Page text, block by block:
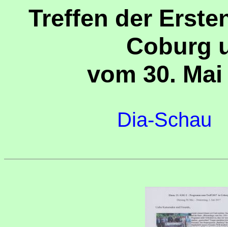
Treffen der
Coburg
vom 30.
Dia-Schau